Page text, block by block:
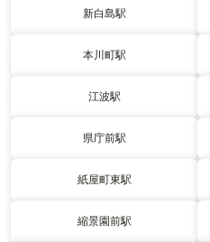
新白島駅
本川町駅
江波駅
県庁前駅
紙屋町東駅
縮景園前駅